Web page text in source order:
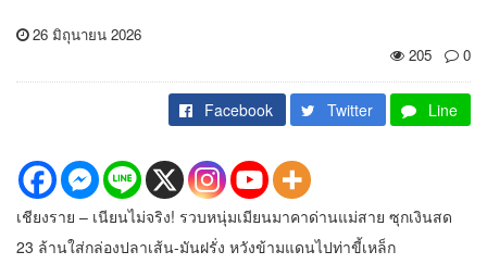
26 มิถุนายน 2026
205
0
Facebook Twitter Line
เชียงราย – เนียนไม่จริง! รวบหนุ่มเมียนมาคาด่านแม่สาย ซุกเงินสด
23 ล้านใส่กล่องปลาเส้น-มันฝรั่ง หวังข้ามแดนไปท่าขี้เหล็ก